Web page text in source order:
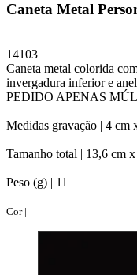
Caneta Metal
14103
Caneta metal colorida
invergadura inferior e
PEDIDO APENAS
Medidas gravação | 4 cm
Tamanho total | 13,6 cm
Peso (g) | 11
Cor |